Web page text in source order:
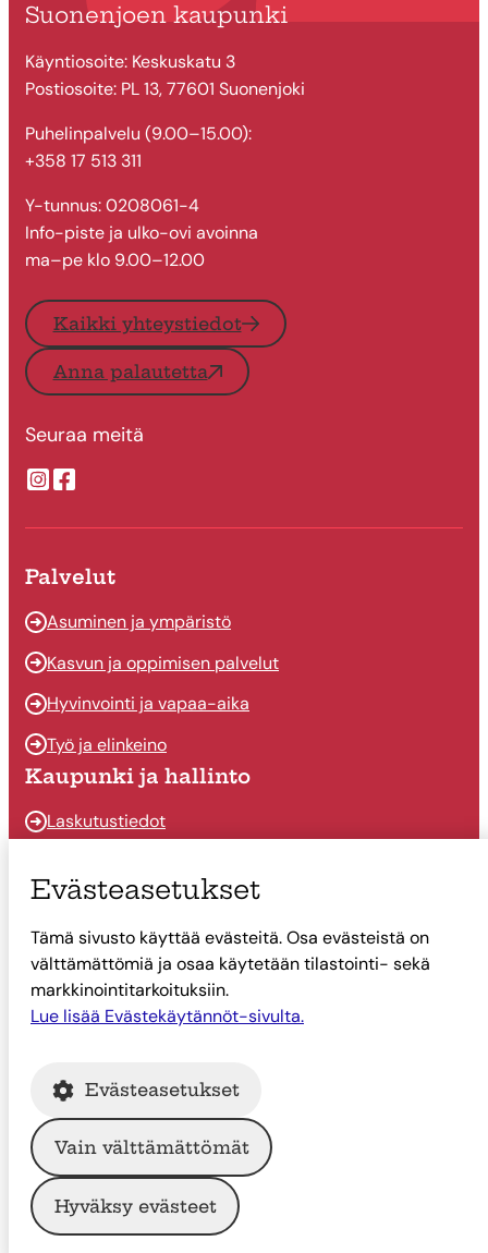
Suonenjoen kaupunki
Käyntiosoite: Keskuskatu 3
Postiosoite: PL 13, 77601 Suonenjoki
Puhelinpalvelu (9.00–15.00):
+358 17 513 311
Y-tunnus: 0208061-4
Info-piste ja ulko-ovi avoinna
ma–pe klo 9.00–12.00
Kaikki yhteystiedot
Anna palautetta
Seuraa meitä
Suonenjoen kaupungin Instragram
Suonenjoen kaupungin Facebook
Palvelut
Asuminen ja ympäristö
Kasvun ja oppimisen palvelut
Hyvinvointi ja vapaa-aika
Työ ja elinkeino
Kaupunki ja hallinto
Laskutustiedot
Päätöksenteko
Talous
Yhteystiedot
Tietoa Suonenjoesta
Tietoa Suonenjoesta
© Suonenjoen kaupunki
Intranet
Tietosuoja
Evästekäytännöt
Evästeasetukset
Tämä sivusto käyttää evästeitä. Osa evästeistä on
välttämättömiä ja osaa käytetään tilastointi- sekä
markkinointitarkoituksiin.
Lue lisää Evästekäytännöt-sivulta.
Evästeasetukset
Vain välttämättömät
Hyväksy evästeet